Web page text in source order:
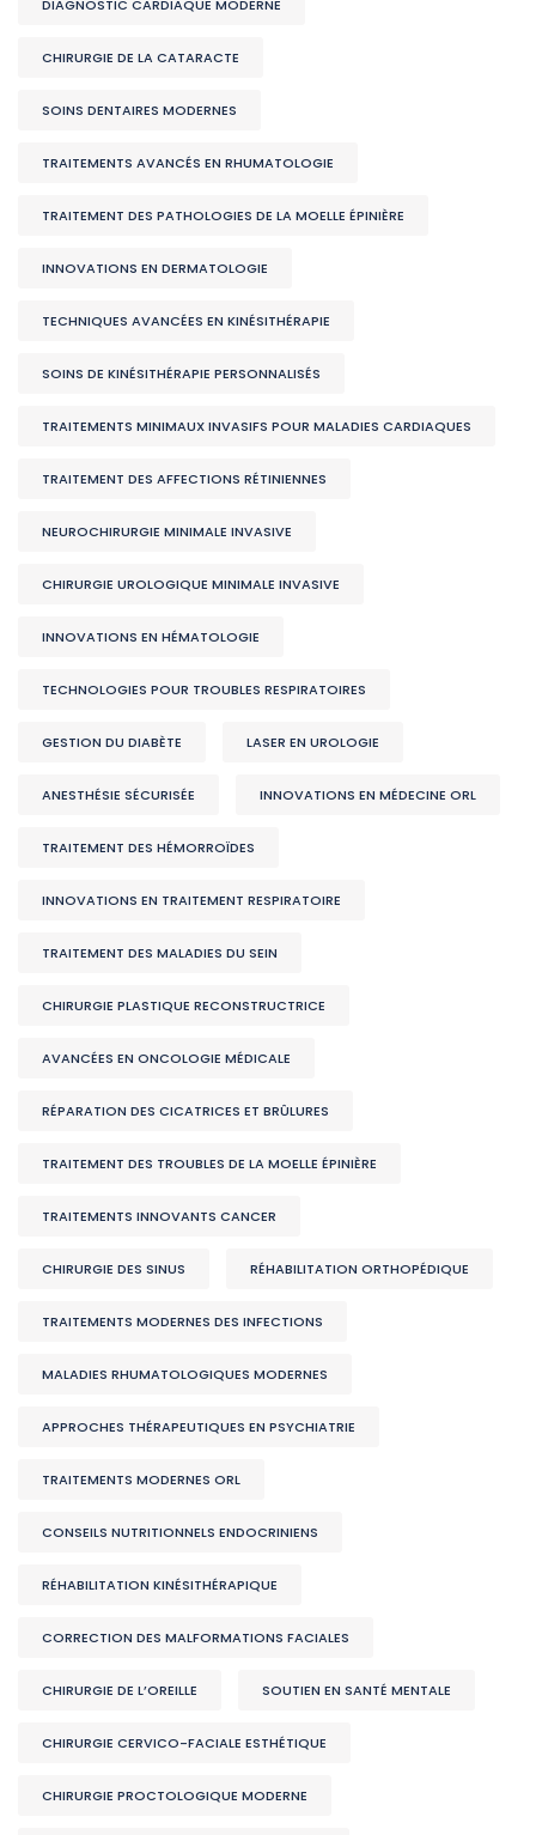
DIAGNOSTIC CARDIAQUE MODERNE
CHIRURGIE DE LA CATARACTE
SOINS DENTAIRES MODERNES
TRAITEMENTS AVANCÉS EN RHUMATOLOGIE
TRAITEMENT DES PATHOLOGIES DE LA MOELLE ÉPINIÈRE
INNOVATIONS EN DERMATOLOGIE
TECHNIQUES AVANCÉES EN KINÉSITHÉRAPIE
SOINS DE KINÉSITHÉRAPIE PERSONNALISÉS
TRAITEMENTS MINIMAUX INVASIFS POUR MALADIES CARDIAQUES
TRAITEMENT DES AFFECTIONS RÉTINIENNES
NEUROCHIRURGIE MINIMALE INVASIVE
CHIRURGIE UROLOGIQUE MINIMALE INVASIVE
INNOVATIONS EN HÉMATOLOGIE
TECHNOLOGIES POUR TROUBLES RESPIRATOIRES
GESTION DU DIABÈTE LASER EN UROLOGIE
ANESTHÉSIE SÉCURISÉE INNOVATIONS EN MÉDECINE ORL
TRAITEMENT DES HÉMORROÏDES
INNOVATIONS EN TRAITEMENT RESPIRATOIRE
TRAITEMENT DES MALADIES DU SEIN
CHIRURGIE PLASTIQUE RECONSTRUCTRICE
AVANCÉES EN ONCOLOGIE MÉDICALE
RÉPARATION DES CICATRICES ET BRÛLURES
TRAITEMENT DES TROUBLES DE LA MOELLE ÉPINIÈRE
TRAITEMENTS INNOVANTS CANCER
CHIRURGIE DES SINUS RÉHABILITATION ORTHOPÉDIQUE
TRAITEMENTS MODERNES DES INFECTIONS
MALADIES RHUMATOLOGIQUES MODERNES
APPROCHES THÉRAPEUTIQUES EN PSYCHIATRIE
TRAITEMENTS MODERNES ORL
CONSEILS NUTRITIONNELS ENDOCRINIENS
RÉHABILITATION KINÉSITHÉRAPIQUE
CORRECTION DES MALFORMATIONS FACIALES
CHIRURGIE DE L’OREILLE SOUTIEN EN SANTÉ MENTALE
CHIRURGIE CERVICO-FACIALE ESTHÉTIQUE
CHIRURGIE PROCTOLOGIQUE MODERNE